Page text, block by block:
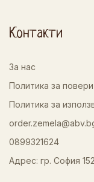
Контакти
За нас
Политика за
Политика за
0899321624
Адрес: гр. София